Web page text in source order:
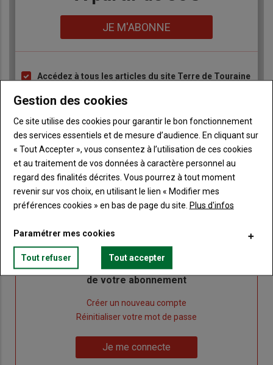
JE M'ABONNE
Liste
puce
Accédez à tous les articles du site Terre de Touraine
numérique, sur tous les supports
Ne manquez aucune information grâce à la
newsletter du journal Terre de Touraine
titre
TITRE IDENTIFIEZ-VOUS
Body
Connectez-vous à votre compte pour profiter
de votre abonnement
Créer un nouveau compte
Réinitialiser votre mot de passe
Je me connecte
Gestion des cookies
Ce site utilise des cookies pour garantir le bon fonctionnement
des services essentiels et de mesure d’audience. En cliquant sur
« Tout Accepter », vous consentez à l’utilisation de ces cookies
et au traitement de vos données à caractère personnel au
regard des finalités décrites. Vous pourrez à tout moment
revenir sur vos choix, en utilisant le lien « Modifier mes
préférences cookies » en bas de page du site. Plus d'infos
Paramétrer mes cookies
Tout refuser Tout accepter